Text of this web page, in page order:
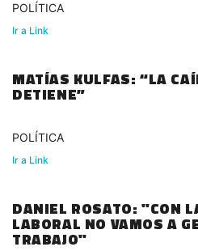
POLÍTICA
Ir a Link
MATÍAS KULFAS: “LA
DETIENE”
POLÍTICA
Ir a Link
DANIEL ROSATO: "CON
LABORAL NO VAMOS A
TRABAJO"